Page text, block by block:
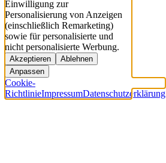
Einwilligung zur
Personalisierung von Anzeigen
(einschließlich Remarketing)
sowie für personalisierte und
nicht personalisierte Werbung.
Akzeptieren
Ablehnen
Anpassen
Cookie-
RichtlinieImpressumDatenschutzerklärung